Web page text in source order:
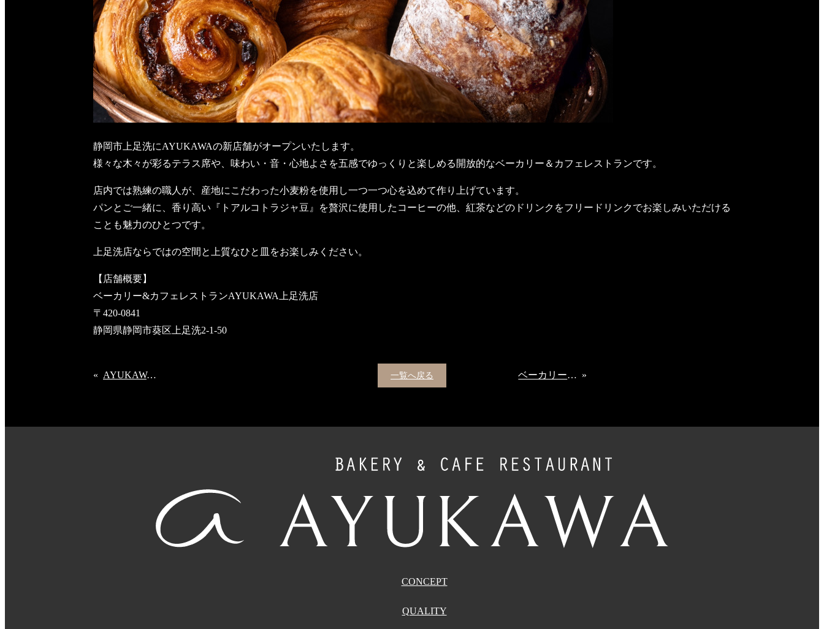
静岡市上足洗にAYUKAWAの新店舗がオープンいたします。
様々な木々が彩るテラス席や、味わい・音・心地よさを五感でゆっくりと楽しめる開放的なベーカリー＆カフェレストランです。
店内では熟練の職人が、産地にこだわった小麦粉を使用し一つ一つ心を込めて作り上げています。
パンとご一緒に、香り高い『トアルコトラジャ豆』を贅沢に使用したコーヒーの他、紅茶などのドリンクをフリードリンクでお楽しみいただける
ことも魅力のひとつです。
上足洗店ならではの空間と上質なひと皿をお楽しみください。
【店舗概要】
ベーカリー&カフェレストランAYUKAWA上足洗店
〒420-0841
静岡県静岡市葵区上足洗2-1-50
« AYUKAWA紺屋町 年末年始の休業についてのご案内 一覧へ戻る ベーカリー&カフェAYUKAWA紺屋町店 12/18（木）Renewal OPEN »
CONCEPT
QUALITY